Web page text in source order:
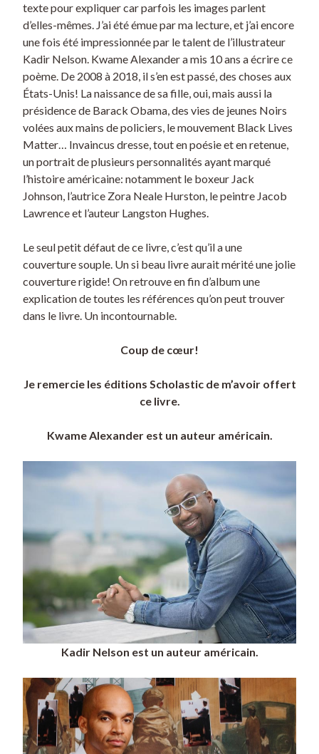
texte pour expliquer car parfois les images parlent
d’elles-mêmes. J’ai été émue par ma lecture, et j’ai encore
une fois été impressionnée par le talent de l’illustrateur
Kadir Nelson. Kwame Alexander a mis 10 ans a écrire ce
poème. De 2008 à 2018, il s’en est passé, des choses aux
États-Unis! La naissance de sa fille, oui, mais aussi la
présidence de Barack Obama, des vies de jeunes Noirs
volées aux mains de policiers, le mouvement Black Lives
Matter… Invaincus dresse, tout en poésie et en retenue,
un portrait de plusieurs personnalités ayant marqué
l’histoire américaine: notamment le boxeur Jack
Johnson, l’autrice Zora Neale Hurston, le peintre Jacob
Lawrence et l’auteur Langston Hughes.
Le seul petit défaut de ce livre, c’est qu’il a une
couverture souple. Un si beau livre aurait mérité une jolie
couverture rigide! On retrouve en fin d’album une
explication de toutes les références qu’on peut trouver
dans le livre. Un incontournable.
Coup de cœur!
Je remercie les éditions Scholastic de m’avoir offert
ce livre.
Kwame Alexander est un auteur américain.
Kadir Nelson est un auteur américain.